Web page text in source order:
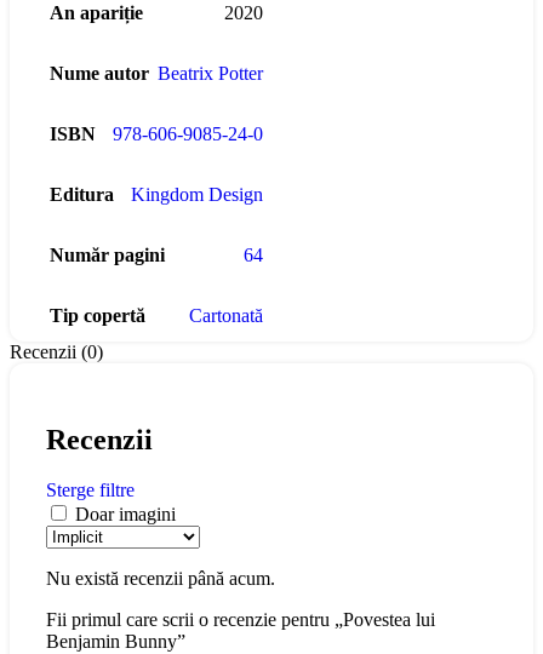
An apariție 2020
Nume autor Beatrix Potter
ISBN 978-606-9085-24-0
Editura Kingdom Design
Număr pagini 64
Tip copertă
Cartonată
Recenzii (0)
Recenzii
Sterge filtre
Doar imagini
Nu există recenzii până acum.
Fii primul care scrii o recenzie pentru „Povestea lui
Benjamin Bunny”